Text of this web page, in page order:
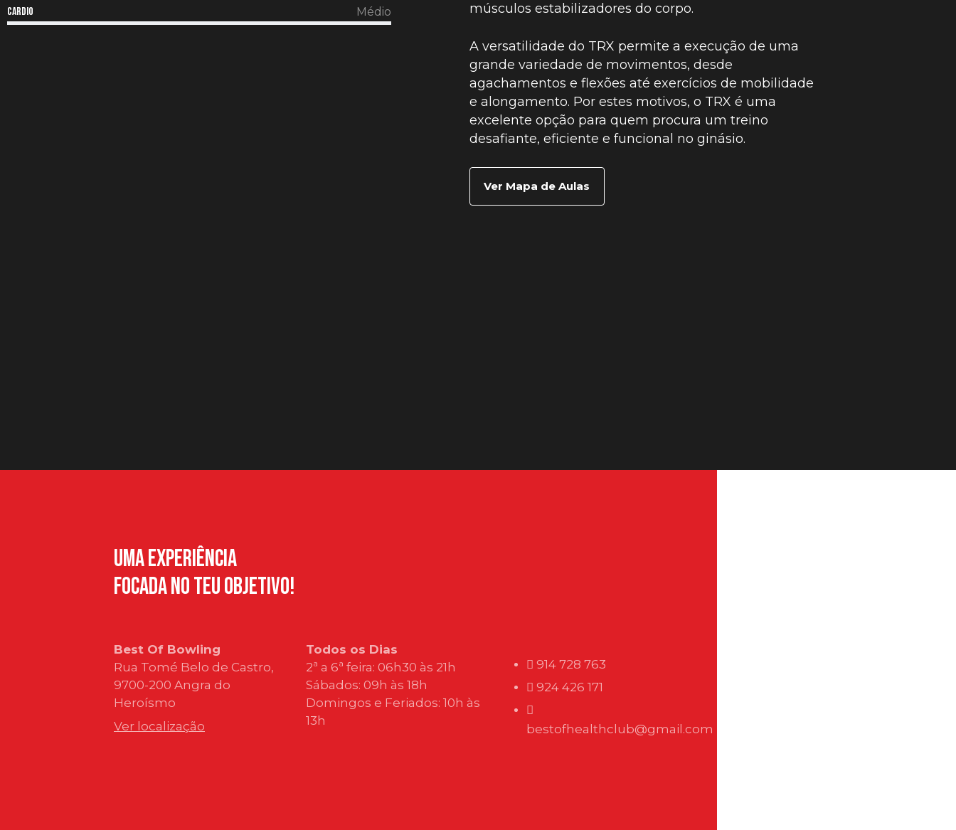
CARDIO Médio
músculos estabilizadores do corpo.
A versatilidade do TRX permite a execução de uma
grande variedade de movimentos, desde
agachamentos e flexões até exercícios de mobilidade
e alongamento. Por estes motivos, o TRX é uma
excelente opção para quem procura um treino
desafiante, eficiente e funcional no ginásio.
Ver Mapa de Aulas
Uma Experiência
Focada no teu objetivo!
Best Of Bowling
Rua Tomé Belo de Castro,
9700-200 Angra do
Heroísmo
Ver localização
Todos os Dias
2ª a 6ª feira: 06h30 às 21h
Sábados: 09h às 18h
Domingos e Feriados: 10h às
13h
914 728 763
924 426 171
bestofhealthclub@gmail.com